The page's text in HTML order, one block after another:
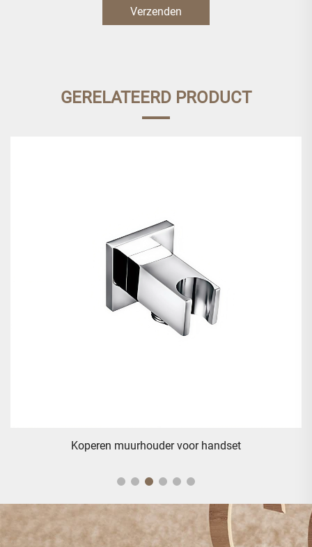
Verzenden
GERELATEERD PRODUCT
Koperen muurhouder voor handset